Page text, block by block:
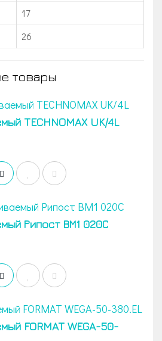
17
26
товары
TECHNOMAX UK/4L
Рипост ВМ1 020С
FORMAT WEGA-50-